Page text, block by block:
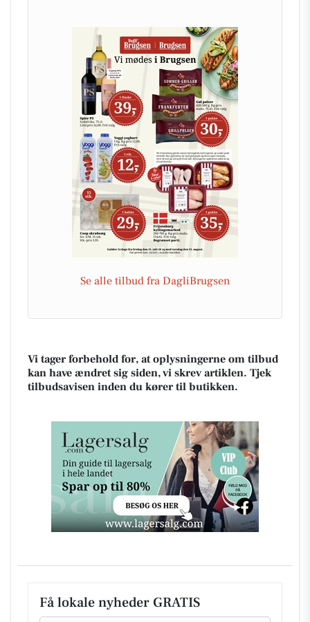
Se alle tilbud fra DagliBrugsen
Vi tager forbehold for, at oplysningerne om tilbud
kan have ændret sig siden, vi skrev artiklen. Tjek
tilbudsavisen inden du kører til butikken.
Få lokale nyheder GRATIS